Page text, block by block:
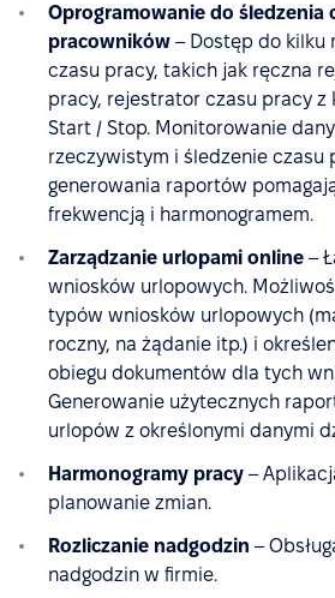
Oprogramowanie do śledzenia
pracowników – Dostęp do kilku
czasu pracy, takich jak ręczna
pracy, rejestrator czasu pracy z
Start / Stop. Monitorowanie
rzeczywistym i śledzenie czasu
generowania raportów
frekwencją i harmonogramem.
Zarządzanie urlopami online –
wniosków urlopowych.
typów wniosków urlopowych
roczny, na żądanie itp.) i
obiegu dokumentów dla tych
Generowanie użytecznych
urlopów z określonymi danymi
Harmonogramy pracy –
planowanie zmian.
Rozliczanie nadgodzin –
nadgodzin w firmie.